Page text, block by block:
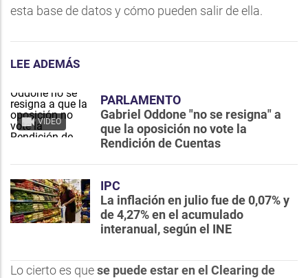
esta base de datos y cómo pueden salir de ella.
LEE ADEMÁS
VIDEO
PARLAMENTO
Gabriel Oddone "no se resigna" a
que la oposición no vote la
Rendición de Cuentas
IPC
La inflación en julio fue de 0,07% y
de 4,27% en el acumulado
interanual, según el INE
Lo cierto es quese puede estar en el Clearing de